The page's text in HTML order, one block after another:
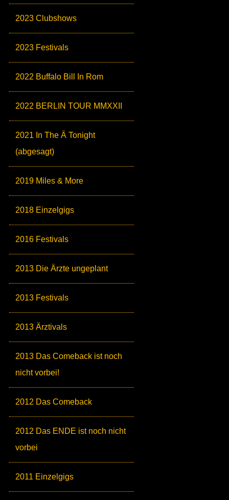
2023 Clubshows
2023 Festivals
2022 Buffalo Bill In Rom
2022 BERLIN TOUR MMXXII
2021 In The Ä Tonight
(abgesagt)
2019 Miles & More
2018 Einzelgigs
2016 Festivals
2013 Die Ärzte ungeplant
2013 Festivals
2013 Ärztivals
2013 Das Comeback ist noch
nicht vorbei!
2012 Das Comeback
2012 Das ENDE ist noch nicht
vorbei
2011 Einzelgigs